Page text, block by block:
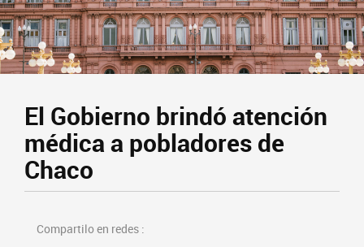
El Gobierno brindó atención
médica a pobladores de
Chaco
Compartilo en redes :